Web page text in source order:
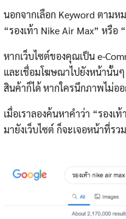
นอกจากเลือก Keyword ตามห
“รองเท้า Nike Air Max” หรือ
หากเว็บไซต์ของคุณเป็น e-
และเชื่อมโฆษณาไปยังหน้านั้น
สินค้าก็ได้ หากใครนึกภาพไม่อ
เมื่อเราลองค้นหาคำว่า “รองเ
มายังเว็บไซต์ ก็จะเจอหน้าที่ร